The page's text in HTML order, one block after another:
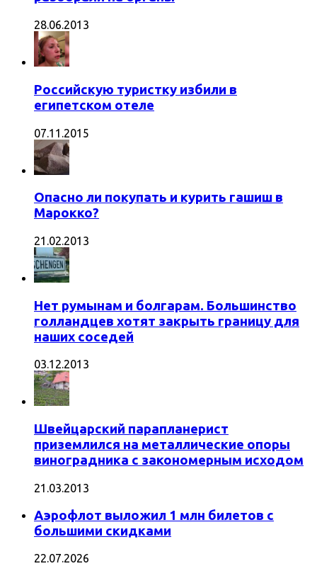
28.06.2013
Российскую туристку избили в
египетском отеле
07.11.2015
Опасно ли покупать и курить гашиш в
Марокко?
21.02.2013
Нет румынам и болгарам. Большинство
голландцев хотят закрыть границу для
наших соседей
03.12.2013
Швейцарский парапланерист
приземлился на металлические опоры
виноградника с закономерным исходом
21.03.2013
Аэрофлот выложил 1 млн билетов с
большими скидками
22.07.2026